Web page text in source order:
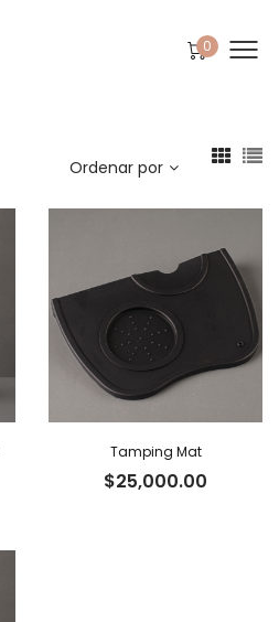
0
Ordenar por
Tamping Mat
$25,000.00